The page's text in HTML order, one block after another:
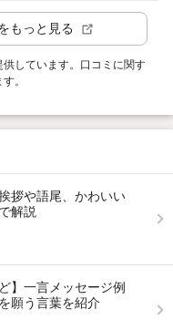
もっと見る
供しています。口コミに関す
。
拶や語尾、かわいい
解説
】一言メッセージ例
願う言葉を紹介